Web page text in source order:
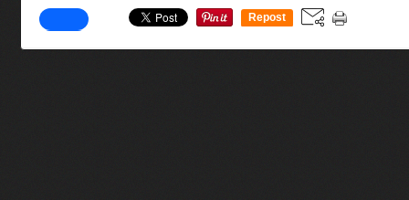
Repost